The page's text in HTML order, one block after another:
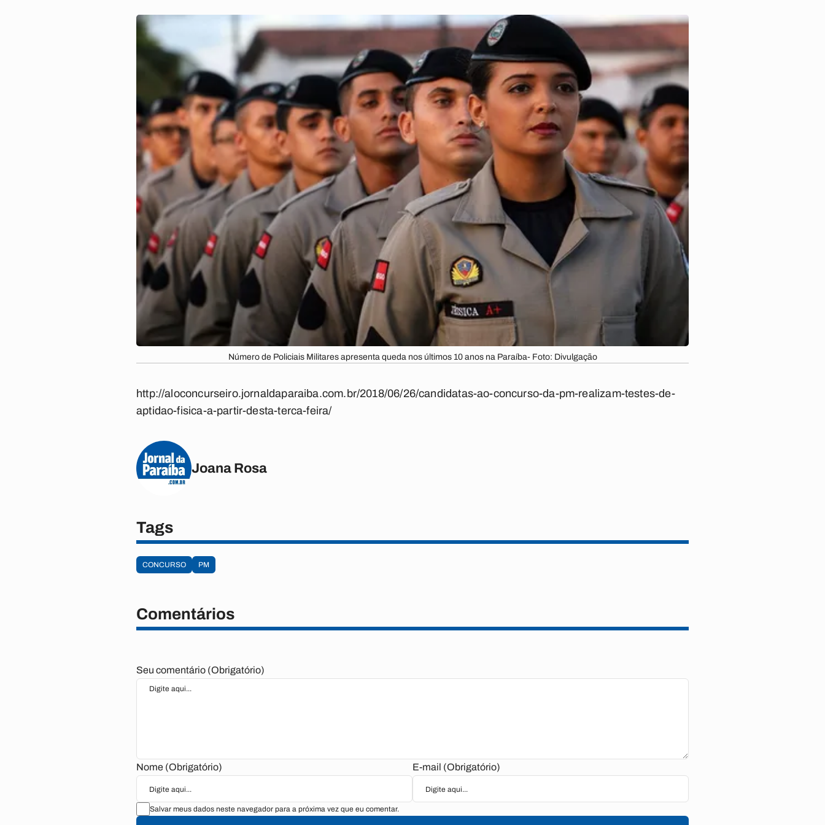
Número de Policiais Militares apresenta queda nos últimos 10 anos na Paraíba- Foto: Divulgação
http://aloconcurseiro.jornaldaparaiba.com.br/2018/06/26/candidatas-ao-concurso-da-pm-realizam-testes-de-
aptidao-fisica-a-partir-desta-terca-feira/
Joana Rosa
Tags
CONCURSO PM
Comentários
Seu comentário (Obrigatório)
Nome (Obrigatório) E-mail (Obrigatório)
Salvar meus dados neste navegador para a próxima vez que eu comentar.